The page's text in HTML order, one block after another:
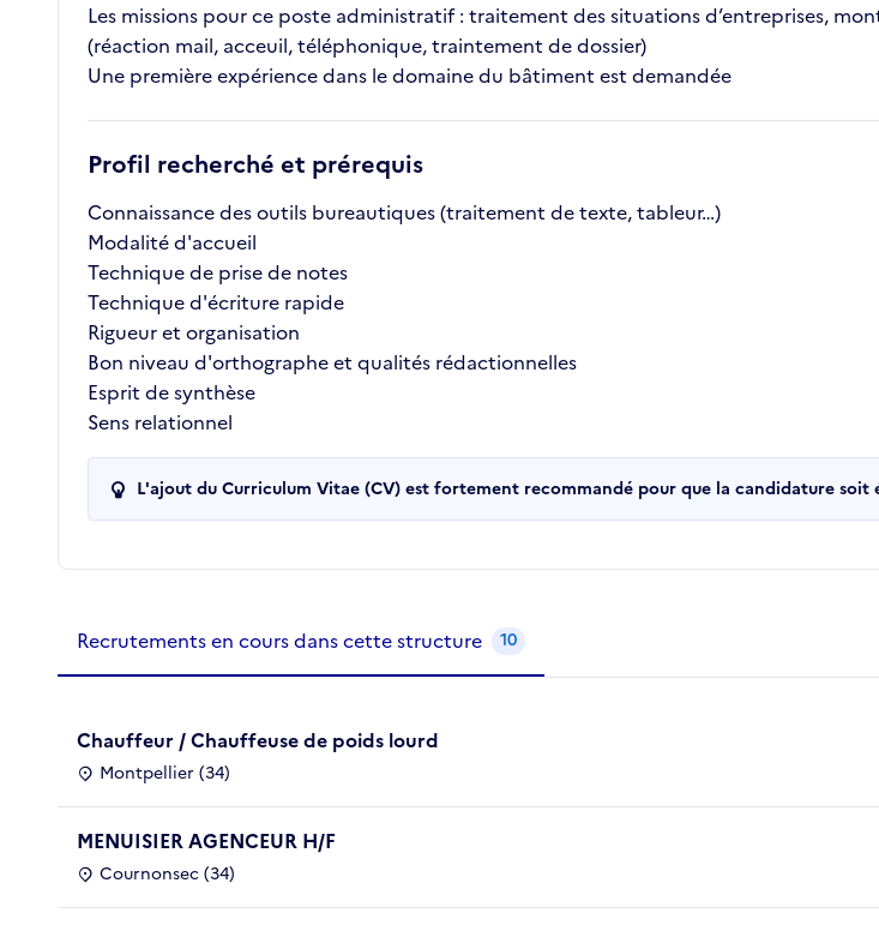
Les missions pour ce poste administratif : traitement des situations d’entreprises,
(réaction mail, acceuil, téléphonique, traintement de dossier)
Une première expérience dans le domaine du bâtiment est demandée
Profil recherché et prérequis
Connaissance des outils bureautiques (traitement de texte, tableur…)
Modalité d'accueil
Technique de prise de notes
Technique d'écriture rapide
Rigueur et organisation
Bon niveau d'orthographe et qualités rédactionnelles
Esprit de synthèse
Sens relationnel
L'ajout du Curriculum Vitae (CV) est fortement recommandé pour que la candidature soit
Recrutements de la structure
Recrutements en cours dans cette structure 10
Chauffeur / Chauffeuse de poids lourd
Montpellier (34)
MENUISIER AGENCEUR H/F
Cournonsec (34)